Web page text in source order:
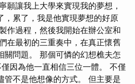
願讓我上大學來實現我的夢想，
，累了，我是他實現夢想的好原
作過程，然後我開始在辦公室和
在最初的三重奏中，在真正懷舊
關問題。 那個可憐的幻想樵夫怎
因為他一直相信三位一體。 不僅
管不是他想像的方式。 但主要是